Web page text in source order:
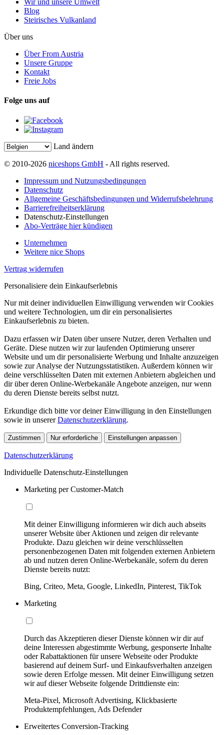
Wir und unsere Umwelt
Blog
Steirisches Vulkanland
Über uns
Über From Austria
Unsere Gruppe
Kontakt
Freie Jobs
Folge uns auf
Land ändern
© 2010-2026 niceshops GmbH - All rights reserved.
Impressum und Nutzungsbedingungen
Datenschutz
Allgemeine Geschäftsbedingungen und Widerrufsbelehrung
Barrierefreiheitserklärung
Datenschutz-Einstellungen
Abo-Verträge hier kündigen
Unternehmen
Weitere nice Shops
Vertrag widerrufen
Personalisiere dein Einkaufserlebnis
Nur mit deiner individuellen Einwilligung verwenden wir Cookies
und weitere Technologien, um dir ein personalisiertes
Einkaufserlebnis zu bieten.
Dazu erfassen wir Daten über unsere Nutzer, deren Verhalten und
Geräte. Diese nutzen wir zur laufenden Optimierung unserer
Website und um dir personalisierte Werbung und Inhalte anzuzeigen
sowie zur Analyse der Nutzungsstatistiken. Außerdem können wir
deine verschlüsselten Daten mit externen Anbietern abgleichen und
dir über deren Online-Werbekanäle Angebote anzeigen, nur wenn
du deren Dienste bereits selbst nutzt.
Erkundige dich bitte vor deiner Einwilligung in den Einstellungen
sowie in unsererDatenschutzerklärung.
Zustimmen Nur erforderliche Einstellungen anpassen
Datenschutzerklärung
Individuelle Datenschutz-Einstellungen
Marketing per Customer-Match
Mit deiner Einwilligung informieren wir dich auch abseits
unserer Website über Aktionen und zeigen dir relevante
Produkte. Dazu gleichen wir deine verschlüsselten
personenbezogenen Daten mit folgenden externen Anbietern
ab und nutzen deren Online-Werbekanäle, sofern du deren
Dienste bereits nutzt:
Bing, Criteo, Meta, Google, LinkedIn, Pinterest, TikTok
Marketing
Durch das Akzeptieren dieser Dienste können wir dir auf
deine Interessen abgestimmte Werbung, gesponserte Inhalte
oder Rabattaktionen für unsere Webseite oder Produkte
basierend auf deinem Surf- und Einkaufsverhalten anzeigen
sowie deren Erfolge messen. Mit deiner Einwilligung setzen
wir auf dieser Webseite folgende Drittdienste ein:
Meta-Pixel, Microsoft Advertising, Klickbasierte
Produktempfehlungen, Ads Defender
Erweitertes Conversion-Tracking